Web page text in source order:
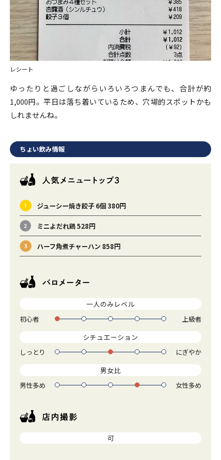
レシート
ゆったりと過ごしながらいろいろつまんでも、合計が約
1,000円。平日は落ち着いているため、穴場的スポットかも
しれませんね。
ちょい飲み情報
ジューシー焼き餃子 6個 380円
ミニよだれ鶏 528円
ハーフ角煮チャーハン 858円
一人のみレベル
初心者 1 2 上級者
シチュエーション
しっとり 1 2 にぎやか
男女比
男性多め 1 2 3 4 5 女性多め
可